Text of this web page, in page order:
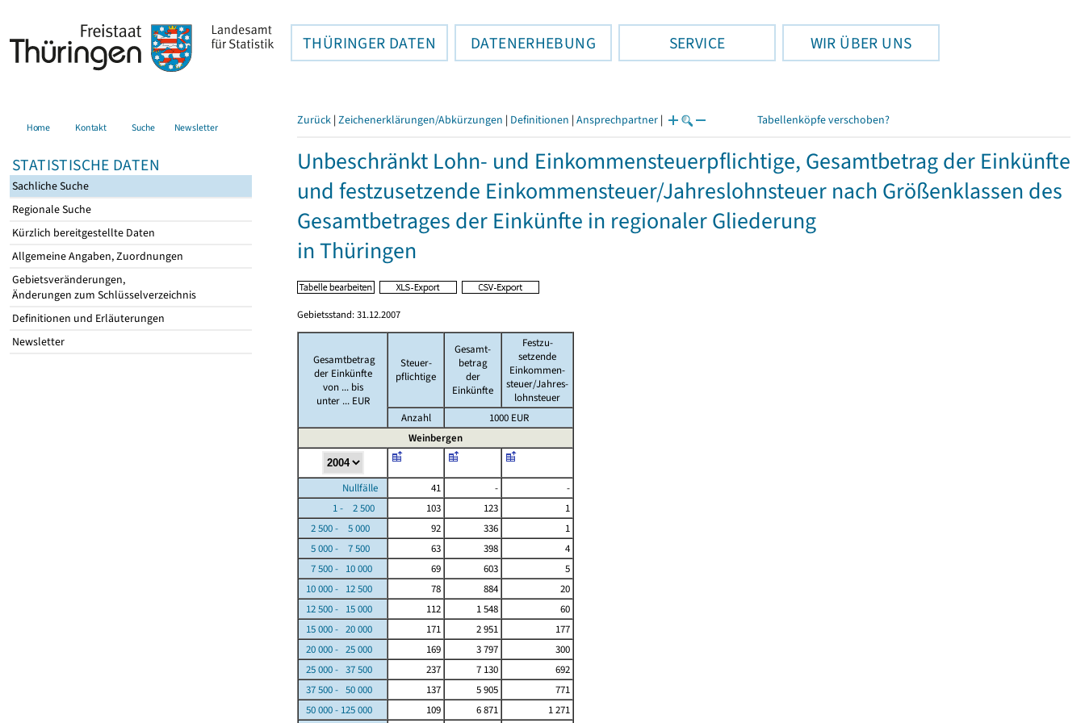
THÜRINGER DATEN DATENERHEBUNG SERVICE WIR ÜBER UNS
Home Kontakt Suche Newsletter
STATISTISCHE DATEN
Sachliche Suche
Regionale Suche
Kürzlich bereitgestellte Daten
Allgemeine Angaben, Zuordnungen
Gebietsveränderungen,
Änderungen zum Schlüsselverzeichnis
Definitionen und Erläuterungen
Newsletter
Zurück | Zeichenerklärungen/Abkürzungen | Definitionen | Ansprechpartner | Tabellenköpfe verschoben?
Unbeschränkt Lohn- und Einkommensteuerpflichtige, Gesamtbetrag der Einkünfte
und festzusetzende Einkommensteuer/Jahreslohnsteuer nach Größenklassen des
Gesamtbetrages der Einkünfte in regionaler Gliederung
in Thüringen
Gebietsstand: 31.12.2007
Gesamtbetrag
der Einkünfte
von ... bis
unter ... EUR
Steuer-
pflichtige
Gesamt-
betrag
der
Einkünfte
Festzu-
setzende
Einkommen-
steuer/Jahres-
lohnsteuer
Anzahl
1000 EUR
Weinbergen
Nullfälle 41 -
-
1 - 2 500
103 123
1
2 500 - 5 000
92 336
1
5 000 - 7 500
63 398
4
7 500 - 10 000
69 603
5
10 000 - 12 500
78 884
20
12 500 - 15 000
112 1 548
60
15 000 - 20 000
171 2 951
177
20 000 - 25 000
169 3 797
300
25 000 - 37 500
237 7 130
692
37 500 - 50 000
137 5 905
771
50 000 - 125 000
109 6 871 1 271